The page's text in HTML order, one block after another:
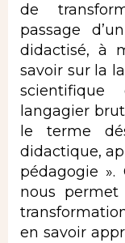
de
passage
didactisé, à
savoir sur la
langagier
le terme
didactique,
pédagogie
nous
en savoir